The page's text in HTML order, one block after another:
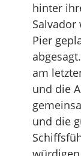
hinter
Salvador
Pier
am
und die
und die